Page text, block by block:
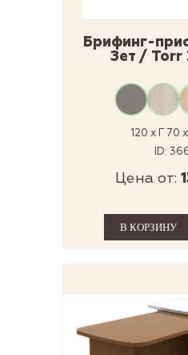
Брифинг-
Зет / Torr
120 x Г 70
ID:
Цена от: